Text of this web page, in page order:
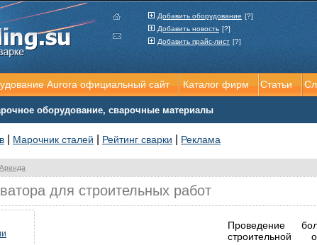
Аренда
для строительных работ
Проведение
строительной
Aurora официальный сайт Каталог фирм Статьи
оборудование, сварочные материалы
Марочник сталей Рейтинг сварки Реклама
Добавить оборудование [?]
Добавить новость [?]
Добавить прайс-лист [?]